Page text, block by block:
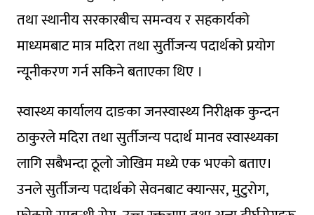
तथा स्थानीय सरकारबीच समन्वय र सहकार्यको
माध्यमबाट मात्र मदिरा तथा सुर्तीजन्य पदार्थको प्रयोग
न्यूनीकरण गर्न सकिने बताएका थिए ।
स्वास्थ्य कार्यालय दाङका जनस्वास्थ्य निरीक्षक कुन्दन
ठाकुरले मदिरा तथा सुर्तीजन्य पदार्थ मानव स्वास्थ्यका
लागि सबैभन्दा ठूलो जोखिम मध्ये एक भएको बताए।
उनले सुर्तीजन्य पदार्थको सेवनबाट क्यान्सर, मुटुरोग,